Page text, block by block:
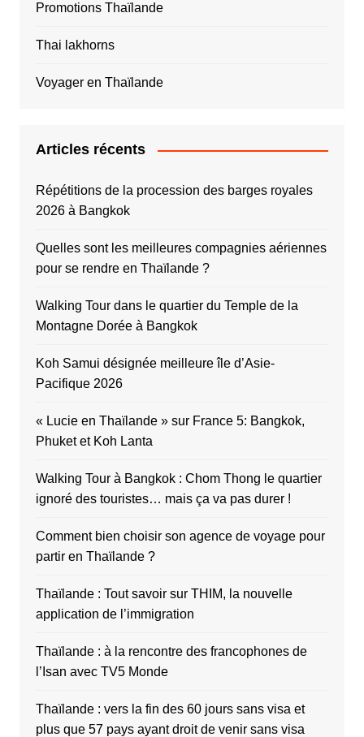
Promotions Thaïlande
Thai lakhorns
Voyager en Thaïlande
Articles récents
Répétitions de la procession des barges royales
2026 à Bangkok
Quelles sont les meilleures compagnies aériennes
pour se rendre en Thaïlande ?
Walking Tour dans le quartier du Temple de la
Montagne Dorée à Bangkok
Koh Samui désignée meilleure île d’Asie-
Pacifique 2026
« Lucie en Thaïlande » sur France 5: Bangkok,
Phuket et Koh Lanta
Walking Tour à Bangkok : Chom Thong le quartier
ignoré des touristes… mais ça va pas durer !
Comment bien choisir son agence de voyage pour
partir en Thaïlande ?
Thaïlande : Tout savoir sur THIM, la nouvelle
application de l’immigration
Thaïlande : à la rencontre des francophones de
l’Isan avec TV5 Monde
Thaïlande : vers la fin des 60 jours sans visa et
plus que 57 pays ayant droit de venir sans visa